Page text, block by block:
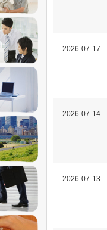
2026-07-17
2026-07-14
2026-07-13